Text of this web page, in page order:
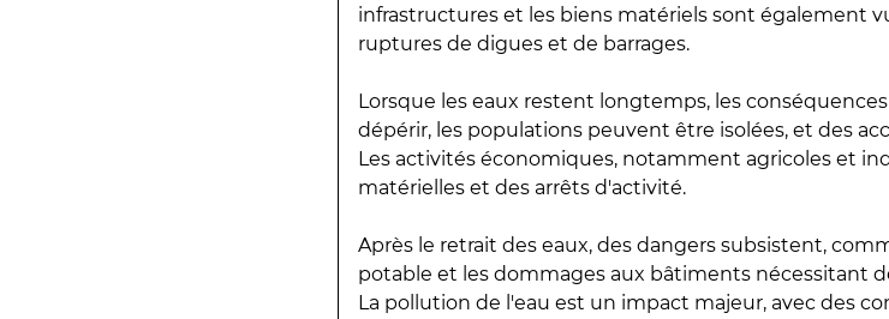
infrastructures et les biens matériels sont également
ruptures de digues et de barrages.
Lorsque les eaux restent longtemps, les
dépérir, les populations peuvent être isolées, et des
Les activités économiques, notamment agricoles et
matérielles et des arrêts d'activité.
Après le retrait des eaux, des dangers subsistent,
potable et les dommages aux bâtiments nécessitant
La pollution de l'eau est un impact majeur, avec des